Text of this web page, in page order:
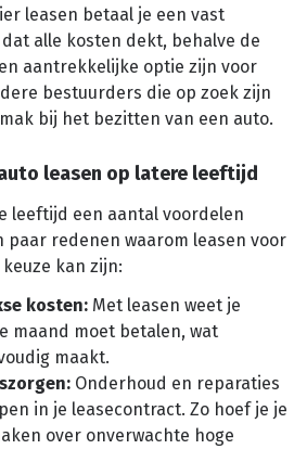
leasen betaal je een vast
alle kosten dekt, behalve de
aantrekkelijke optie zijn voor
bestuurders die op zoek zijn
bij het bezitten van een auto.
leasen op latere leeftijd
leeftijd een aantal voordelen
paar redenen waarom leasen voor
kan zijn:
kosten: Met leasen weet je
maand moet betalen, wat
maakt.
Onderhoud en reparaties
in je leasecontract. Zo hoef je je
over onverwachte hoge